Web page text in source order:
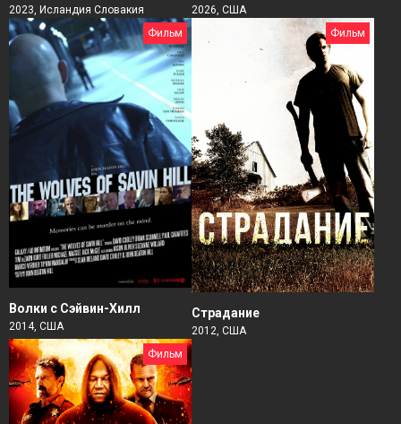
2023, Исландия Словакия
2026, США
Фильм
Волки с Сэйвин-Хилл
2014, США
Фильм
Страдание
2012, США
Фильм